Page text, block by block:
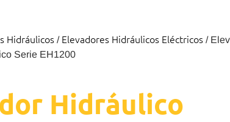
Hidráulicos / Elevadores Hidráulicos Eléctricos /
Serie EH1200
Hidráulico